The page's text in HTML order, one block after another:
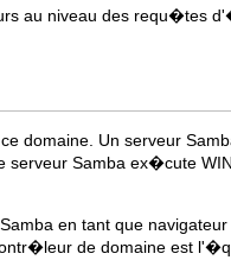
au niveau des requ�tes
domaine. Un serveur
Samba ex�cute
en tant que
de domaine est